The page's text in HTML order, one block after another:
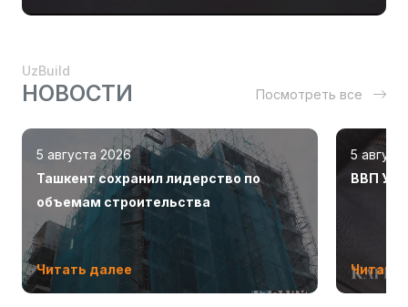
UzBuild
НОВОСТИ Посмотреть все
5 августа 2026
Ташкент сохранил лидерство по
объемам строительства
Читать далее
5
ВВП
Читать